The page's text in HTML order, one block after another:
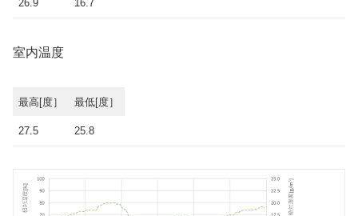
26.9 16.7
室内温度
最高[度］ 最低[度］
27.5 25.8